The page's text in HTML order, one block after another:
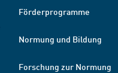
Förderprogramme
Normung und Bildung
Forschung zur Normung